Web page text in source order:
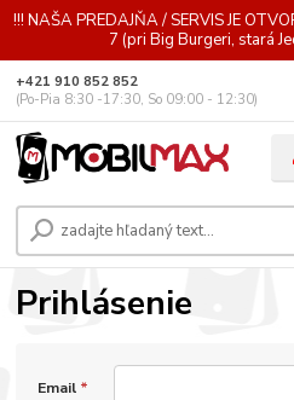
!!! NAŠA PREDAJŇA / SERVIS JE
7 (pri Big Burgeri, stará
+421 910 852 852
(Po-Pia 8:30 -17:30, So 09:00 - 12:30)
Prihlásenie
Email *